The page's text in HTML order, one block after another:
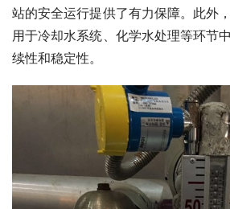
站的安全运行提供了有力保障。此外
用于冷却水系统、化学水处理等环节
续性和稳定性。